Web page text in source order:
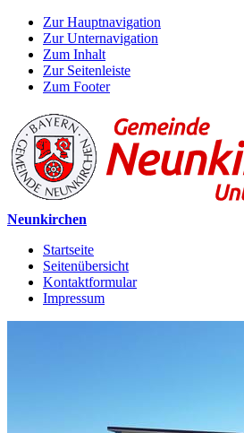
Zur Hauptnavigation
Zur Unternavigation
Zum Inhalt
Zur Seitenleiste
Zum Footer
Neunkirchen
Startseite
Seitenübersicht
Kontaktformular
Impressum